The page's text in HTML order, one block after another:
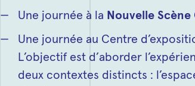
Une journée à la Nouvelle
Une journée au Centre
L’objectif est d’aborder
deux contextes distincts :